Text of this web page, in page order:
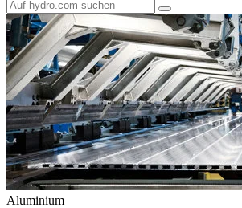
Aluminium